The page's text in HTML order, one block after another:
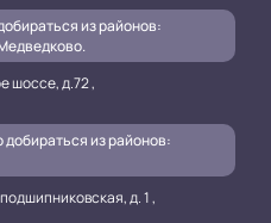
из районов:
шоссе, д.72 ,
из районов:
д. 1 ,